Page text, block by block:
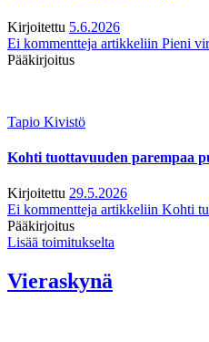
Kirjoitettu 5.6.2026
Ei kommentteja artikkeliin Pieni
Pääkirjoitus
Tapio Kivistö
Kohti tuottavuuden parempaa
Kirjoitettu 29.5.2026
Ei kommentteja artikkeliin Kohti
Pääkirjoitus
Lisää toimitukselta
Vieraskynä